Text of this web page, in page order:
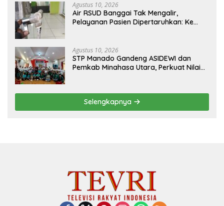
Agustus 10, 2026
Air RSUD Banggai Tak Mengalir,
Pelayanan Pasien Dipertaruhkan: Ke
Agustus 10, 2026
‎STP Manado Gandeng ASIDEWI dan
Pemkab Minahasa Utara, Perkuat Nilai
Selengkapnya